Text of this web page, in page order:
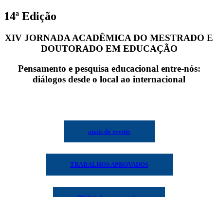
14ª Edição
XIV JORNADA ACADÊMICA DO MESTRADO E
DOUTORADO EM EDUCAÇÃO
Pensamento e pesquisa educacional entre-nós:
diálogos desde o local ao internacional
anais do evento
TRABALHOS APROVADOS